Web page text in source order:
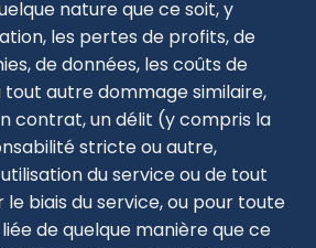
nature que ce soit, y
les pertes de profits, de
de données, les coûts de
autre dommage similaire,
contrat, un délit (y compris la
stricte ou autre,
du service ou de tout
biais du service, ou pour toute
de quelque manière que ce